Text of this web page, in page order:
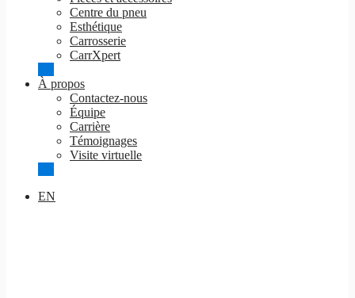
Centre du pneu
Esthétique
Carrosserie
CarrXpert
À propos
Contactez-nous
Équipe
Carrière
Témoignages
Visite virtuelle
EN